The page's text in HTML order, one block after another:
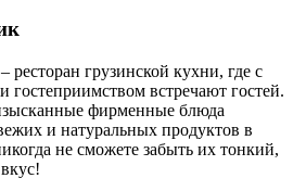
ресторан грузинской кухни, где с
гостеприимством встречают гостей.
фирменные блюда
и натуральных продуктов в
не сможете забыть их тонкий,